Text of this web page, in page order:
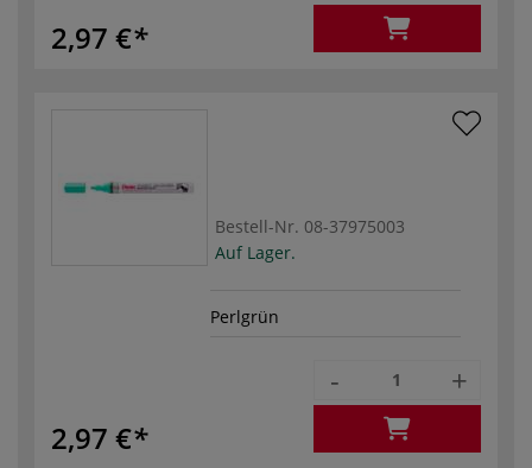
2,97 €
Bestell-Nr. 08-37975003
Auf Lager.
Perlgrün
2,97 €
- +